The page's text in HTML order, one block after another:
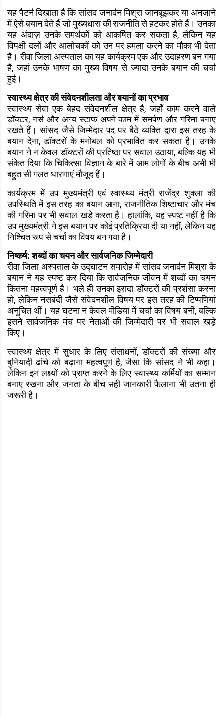
यह पैटर्न दिखाता है कि सांसद जनार्दन मिश्रा जानबूझकर या अनजाने
में ऐसे बयान देते हैं जो मुख्यधारा की राजनीति से हटकर होते हैं। उनका
यह अंदाज़ उनके समर्थकों को आकर्षित कर सकता है, लेकिन यह
विपक्षी दलों और आलोचकों को उन पर हमला करने का मौका भी देता
है। रीवा जिला अस्पताल का यह कार्यक्रम एक और उदाहरण बन गया
है, जहां उनके भाषण का मुख्य विषय से ज्यादा उनके बयान की चर्चा
हुई।
स्वास्थ्य क्षेत्र की संवेदनशीलता और बयानों का प्रभाव
स्वास्थ्य सेवा एक बेहद संवेदनशील क्षेत्र है, जहाँ काम करने वाले
डॉक्टर, नर्स और अन्य स्टाफ अपने काम में समर्पण और गरिमा बनाए
रखते हैं। सांसद जैसे जिम्मेदार पद पर बैठे व्यक्ति द्वारा इस तरह के
बयान देना, डॉक्टरों के मनोबल को प्रभावित कर सकता है। उनके
बयान ने न केवल डॉक्टरों की प्रतिष्ठा पर सवाल उठाया, बल्कि यह भी
संकेत दिया कि चिकित्सा विज्ञान के बारे में आम लोगों के बीच अभी भी
बहुत सी गलत धारणाएं मौजूद हैं।
कार्यक्रम में उप मुख्यमंत्री एवं स्वास्थ्य मंत्री राजेंद्र शुक्ला की
उपस्थिति में इस तरह का बयान आना, राजनीतिक शिष्टाचार और मंच
की गरिमा पर भी सवाल खड़े करता है। हालांकि, यह स्पष्ट नहीं है कि
उप मुख्यमंत्री ने इस बयान पर कोई प्रतिक्रिया दी या नहीं, लेकिन यह
निश्चित रूप से चर्चा का विषय बन गया है।
निष्कर्ष: शब्दों का चयन और सार्वजनिक जिम्मेदारी
रीवा जिला अस्पताल के उद्घाटन समारोह में सांसद जनार्दन मिश्रा के
बयान ने यह स्पष्ट कर दिया कि सार्वजनिक जीवन में शब्दों का चयन
कितना महत्वपूर्ण है। भले ही उनका इरादा डॉक्टरों की प्रशंसा करना
हो, लेकिन नसबंदी जैसे संवेदनशील विषय पर इस तरह की टिप्पणियां
अनुचित थीं। यह घटना न केवल मीडिया में चर्चा का विषय बनी, बल्कि
इसने सार्वजनिक मंच पर नेताओं की जिम्मेदारी पर भी सवाल खड़े
किए।
स्वास्थ्य क्षेत्र में सुधार के लिए संसाधनों, डॉक्टरों की संख्या और
बुनियादी ढांचे को बढ़ाना महत्वपूर्ण है, जैसा कि सांसद ने भी कहा।
लेकिन इन लक्ष्यों को प्राप्त करने के लिए स्वास्थ्य कर्मियों का सम्मान
बनाए रखना और जनता के बीच सही जानकारी फैलाना भी उतना ही
जरूरी है।